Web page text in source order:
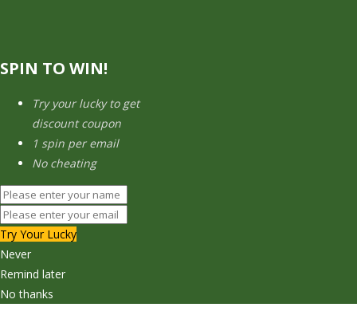
SPIN TO WIN!
Try your lucky to get
discount coupon
1 spin per email
No cheating
Try Your Lucky
Never
Remind later
No thanks